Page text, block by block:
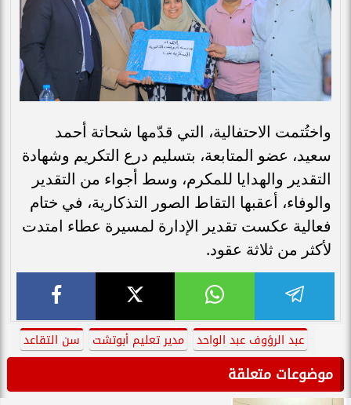
واختُتمت الاحتفالية، التي قدّمها شحاتة أحمد
سعيد، عضو المتابعة، بتسليم درع التكريم وشهادة
التقدير والهدايا للمكرم، وسط أجواء من التقدير
والوفاء، أعقبها التقاط الصور التذكارية، في ختام
فعالية عكست تقدير الإدارة لمسيرة عطاء امتدت
لأكثر من ثلاثة عقود.
عبد الرؤوف عبد الواحد مدير تعليم أبوتشت سن التقاعد
موضوعات متعلقة